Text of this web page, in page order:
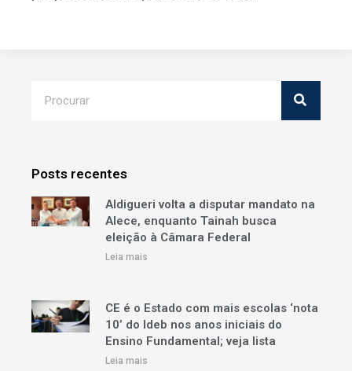
Posts recentes
Aldigueri volta a disputar mandato na
Alece, enquanto Tainah busca
eleição à Câmara Federal
Leia mais
CE é o Estado com mais escolas ‘nota
10’ do Ideb nos anos iniciais do
Ensino Fundamental; veja lista
Leia mais